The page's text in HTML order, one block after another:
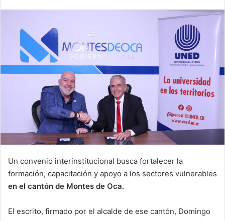
Un convenio interinstitucional busca fortalecer la
formación, capacitación y apoyo a los sectores vulnerables
en el cantón de Montes de Oca.
El escrito, firmado por el alcalde de ese cantón, Domingo